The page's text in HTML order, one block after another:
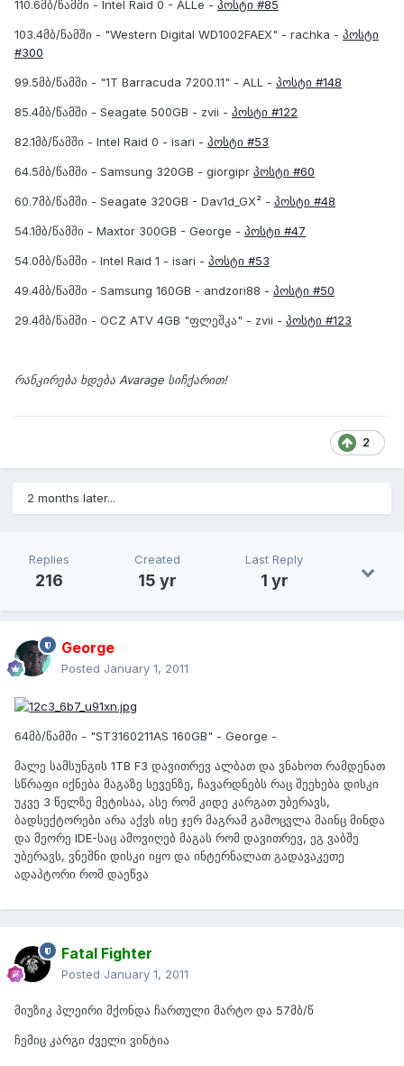
110.6მბ/წამში - Intel Raid 0 - ALLe - პოსტი #85
103.4მბ/წამში - "Western Digital WD1002FAEX" - rachka - პოსტი
#300
99.5მბ/წამში - "1T Barracuda 7200.11" - ALL - პოსტი #148
85.4მბ/წამში - Seagate 500GB - zvii - პოსტი #122
82.1მბ/წამში - Intel Raid 0 - isari - პოსტი #53
64.5მბ/წამში - Samsung 320GB - giorgipr პოსტი #60
60.7მბ/წამში - Seagate 320GB - Dav1d_GX² - პოსტი #48
54.1მბ/წამში - Maxtor 300GB - George - პოსტი #47
54.0მბ/წამში - Intel Raid 1 - isari - პოსტი #53
49.4მბ/წამში - Samsung 160GB - andzori88 - პოსტი #50
29.4მბ/წამში - OCZ ATV 4GB "ფლეშკა" - zvii - პოსტი #123
რანკირება ხდება Avarage სიჩქარით!
2
2 months later...
Replies
216
Created
15 yr
Last Reply
1 yr
George
Posted January 1, 2011
64მბ/წამში - "ST3160211AS 160GB" - George -
მალე სამსუნგის 1TB F3 დავითრევ ალბათ და ვნახოთ რამდენათ
სწრაფი იქნება მაგაზე სევენზე, ჩავარდნებს რაც შეეხება დისკი
უკვე 3 წელზე მეტისაა, ასე რომ კიდე კარგათ უბერავს,
ბადსექტორები არა აქვს ისე ჯერ მაგრამ გამოცვლა მაინც მინდა
და მეორე IDE-საც ამოვიღებ მაგას რომ დავითრევ, ეგ ვაბშე
უბერავს, ვნეშნი დისკი იყო და ინტერნალათ გადავაკეთე
ადაპტორი რომ დაეწვა
Fatal Fighter
Posted January 1, 2011
მიუზიკ პლეირი მქონდა ჩართული მარტო და 57მბ/წ
ჩემიც კარგი ძველი ვინტია